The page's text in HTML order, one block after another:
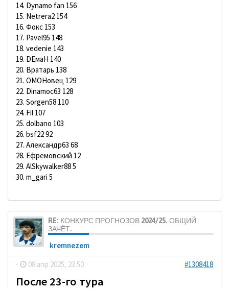
14. Dynamo fan 156
15. Netrera2 154
16. Фокс 153
17. Pavel95 148
18. vedenie 143
19. DЕмаН 140
20. Вратарь 138
21. ОМОНовец 129
22. Dinamoc63 128
23. Sorgen58 110
24. Fil 107
25. dolbano 103
26. bsf22 92
27. Александр63 68
28. Ефремовский 12
29. AlSkywalker88 5
30. m_gari 5
RE: КОНКУРС ПРОГНОЗОВ 2024/25. ОБЩИЙ
ЗАЧЁТ.
kremnezem
-
08 апр 2025, 23:50 #1308418
После 23-го тура